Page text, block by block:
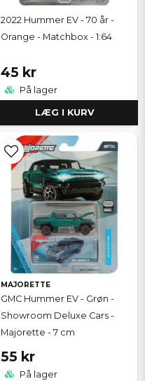
2022 Hummer EV - 70 år -
Orange - Matchbox - 1:64
45 kr
På lager
LÆG I KURV
MAJORETTE
GMC Hummer EV - Grøn -
Showroom Deluxe Cars -
Majorette - 7 cm
55 kr
På lager